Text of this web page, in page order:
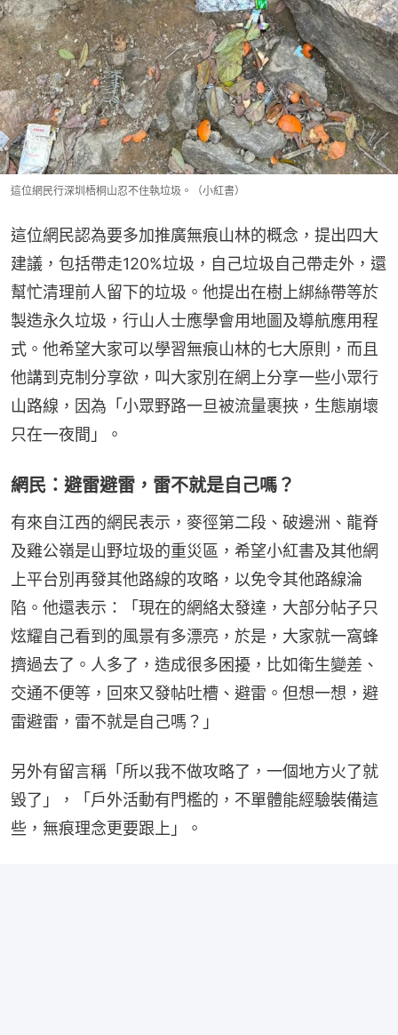
這位網民行深圳梧桐山忍不住執垃圾。（小紅書）
這位網民認為要多加推廣無痕山林的概念，提出四大
建議，包括帶走120%垃圾，自己垃圾自己帶走外，還
幫忙清理前人留下的垃圾。他提出在樹上綁絲帶等於
製造永久垃圾，行山人士應學會用地圖及導航應用程
式。他希望大家可以學習無痕山林的七大原則，而且
他講到克制分享欲，叫大家別在網上分享一些小眾行
山路線，因為「小眾野路一旦被流量裹挾，生態崩壞
只在一夜間」。
網民：避雷避雷，雷不就是自己嗎？
有來自江西的網民表示，麥徑第二段、破邊洲、龍脊
及雞公嶺是山野垃圾的重災區，希望小紅書及其他網
上平台別再發其他路線的攻略，以免令其他路線淪
陷。他還表示：「現在的網絡太發達，大部分帖子只
炫耀自己看到的風景有多漂亮，於是，大家就一窩蜂
擠過去了。人多了，造成很多困擾，比如衛生變差、
交通不便等，回來又發帖吐槽、避雷。但想一想，避
雷避雷，雷不就是自己嗎？」
另外有留言稱「所以我不做攻略了，一個地方火了就
毀了」，「戶外活動有門檻的，不單體能經驗裝備這
些，無痕理念更要跟上」。